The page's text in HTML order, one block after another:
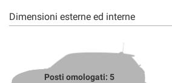
Dimensioni esterne ed interne
Posti omologati: 5